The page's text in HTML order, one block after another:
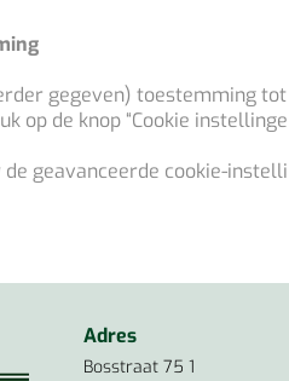
gegeven) toestemming
op de knop “Cookie
geavanceerde cookie-
Adres
Bosstraat 75 1